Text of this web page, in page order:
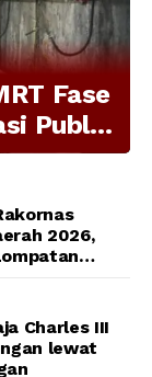
Fase
Publik
2026,
Charles III
lewat